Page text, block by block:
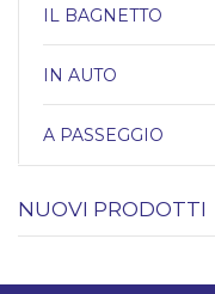
IL BAGNETTO
IN AUTO
A PASSEGGIO
NUOVI PRODOTTI